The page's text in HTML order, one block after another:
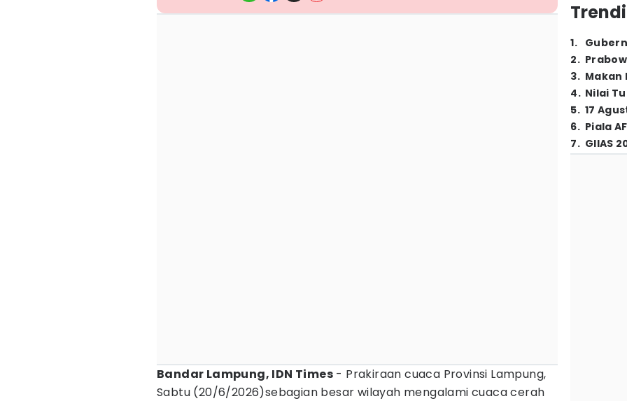
Bandar Lampung, IDN Times - Prakiraan cuaca Provinsi Lampung,
Sabtu (20/6/2026)sebagian besar wilayah mengalami cuaca cerah
1.
2.
3. Makan
4. Nilai
5. 17
6. Piala
7. GIIAS